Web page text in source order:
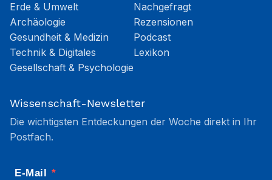
Erde & Umwelt
Archäologie
Gesundheit & Medizin
Technik & Digitales
Gesellschaft & Psychologie
Nachgefragt
Rezensionen
Podcast
Lexikon
Wissenschaft-Newsletter
Die wichtigsten Entdeckungen der Woche direkt in Ihr
Postfach.